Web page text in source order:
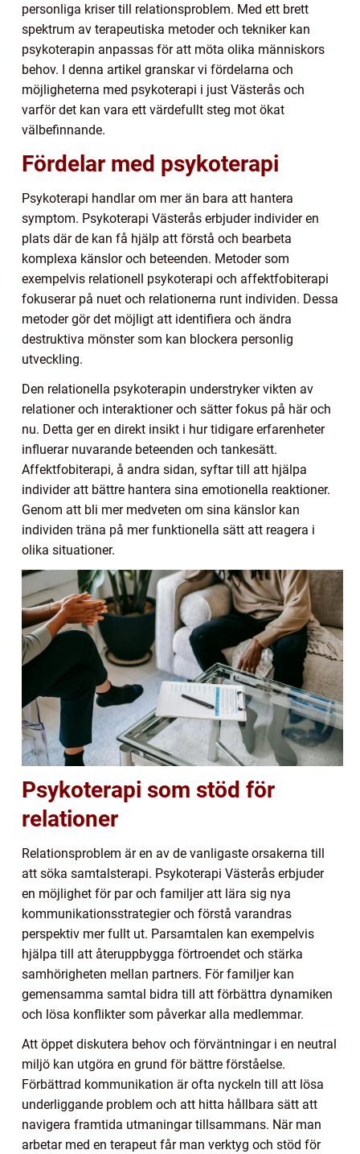
personliga kriser till relationsproblem. Med ett brett
spektrum av terapeutiska metoder och tekniker kan
psykoterapin anpassas för att möta olika människors
behov. I denna artikel granskar vi fördelarna och
möjligheterna med psykoterapi i just Västerås och
varför det kan vara ett värdefullt steg mot ökat
välbefinnande.
Fördelar med psykoterapi
Psykoterapi handlar om mer än bara att hantera
symptom. Psykoterapi Västerås erbjuder individer en
plats där de kan få hjälp att förstå och bearbeta
komplexa känslor och beteenden. Metoder som
exempelvis relationell psykoterapi och affektfobiterapi
fokuserar på nuet och relationerna runt individen. Dessa
metoder gör det möjligt att identifiera och ändra
destruktiva mönster som kan blockera personlig
utveckling.
Den relationella psykoterapin understryker vikten av
relationer och interaktioner och sätter fokus på här och
nu. Detta ger en direkt insikt i hur tidigare erfarenheter
influerar nuvarande beteenden och tankesätt.
Affektfobiterapi, å andra sidan, syftar till att hjälpa
individer att bättre hantera sina emotionella reaktioner.
Genom att bli mer medveten om sina känslor kan
individen träna på mer funktionella sätt att reagera i
olika situationer.
Psykoterapi som stöd för
relationer
Relationsproblem är en av de vanligaste orsakerna till
att söka samtalsterapi. Psykoterapi Västerås erbjuder
en möjlighet för par och familjer att lära sig nya
kommunikationsstrategier och förstå varandras
perspektiv mer fullt ut. Parsamtalen kan exempelvis
hjälpa till att återuppbygga förtroendet och stärka
samhörigheten mellan partners. För familjer kan
gemensamma samtal bidra till att förbättra dynamiken
och lösa konflikter som påverkar alla medlemmar.
Att öppet diskutera behov och förväntningar i en neutral
miljö kan utgöra en grund för bättre förståelse.
Förbättrad kommunikation är ofta nyckeln till att lösa
underliggande problem och att hitta hållbara sätt att
navigera framtida utmaningar tillsammans. När man
arbetar med en terapeut får man verktyg och stöd för